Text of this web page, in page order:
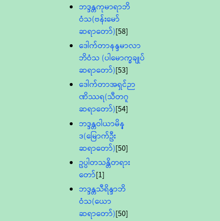
ဘဒ္ဒန္တကုမာရာဘိ
ဝံသ(ဗန်းမော်
ဆရာတော်)[58]
ဒေါက်တာနန္ဒမာလာ
ဘိဝံသ (ပါမောက္ခချုပ်
ဆရာတော်)[53]
ဒေါက်တာအရှင်ဉာ
ဏိဿရ(သီတဂူ
ဆရာတော်)[54]
ဘဒ္ဒန္တဝါယာမိန္
ဒ(မြောက်ဦး
ဆရာတော်)[50]
ဥပ္ပါတသန္တိတရား
တော်[1]
ဘဒ္ဒန္တသီရိန္ဒာဘိ
ဝံသ(ယော
ဆရာတော်)[50]